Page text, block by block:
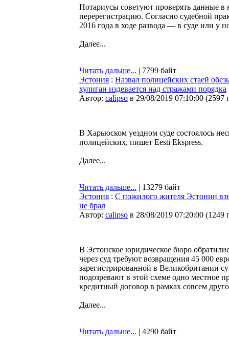
Нотариусы советуют проверять данные
перерегистрацию. Согласно судебной
2016 года в ходе развода — в суде или у
Далее...
Читать дальше... | 7799 байт
Эстония : Назвал полицейских стаей
хулиган издевается над стражами порядка
Автор: calipso в 29/08/2019 07:10:00 (2597
В Харьюском уездном суде состоялось
полицейских, пишет Eesti Ekspress.
Далее...
Читать дальше... | 13279 байт
Эстония : С пожилого жителя Эстонии
не брал
Автор: calipso в 28/08/2019 07:20:00 (1249
В Эстонское юридическое бюро
через суд требуют возвращения 45 000
зарегистрированной в Великобритании
подозревают в этой схеме одно местное
кредитный договор в рамках совсем
Далее...
Читать дальше... | 4290 байт